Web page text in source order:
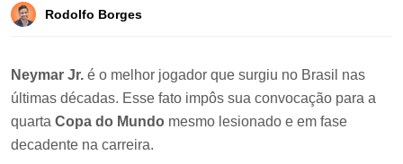
Rodolfo Borges
Neymar Jr. é o melhor jogador que surgiu no Brasil nas
últimas décadas. Esse fato impôs sua convocação para a
quarta Copa do Mundo mesmo lesionado e em fase
decadente na carreira.